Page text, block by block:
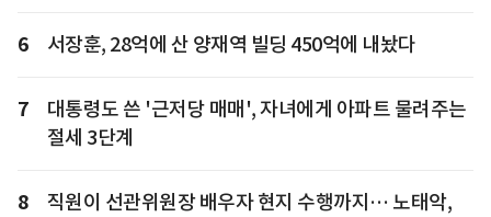
6 서장훈, 28억에 산 양재역 빌딩 450억에 내놨다
7
대통령도 쓴 '근저당 매매', 자녀에게 아파트 물려주는
절세 3단계
8
직원이 선관위원장 배우자 현지 수행까지… 노태악,